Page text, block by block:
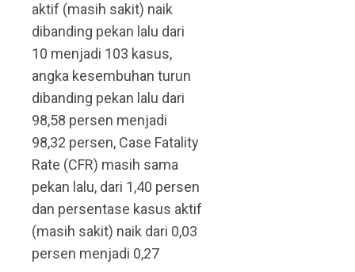
aktif (masih sakit) naik
dibanding pekan lalu dari
10 menjadi 103 kasus,
angka kesembuhan turun
dibanding pekan lalu dari
98,58 persen menjadi
98,32 persen, Case Fatality
Rate (CFR) masih sama
pekan lalu, dari 1,40 persen
dan persentase kasus aktif
(masih sakit) naik dari 0,03
persen menjadi 0,27